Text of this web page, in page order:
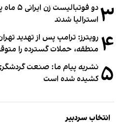
۳
دو
استرالیا شدند
۴ رویترز: ترامپ پس از تهدید
منطقه، حملات گسترده را
۵ نشریه پیام ما: صنعت
کشیده شده است
انتخاب سردبیر